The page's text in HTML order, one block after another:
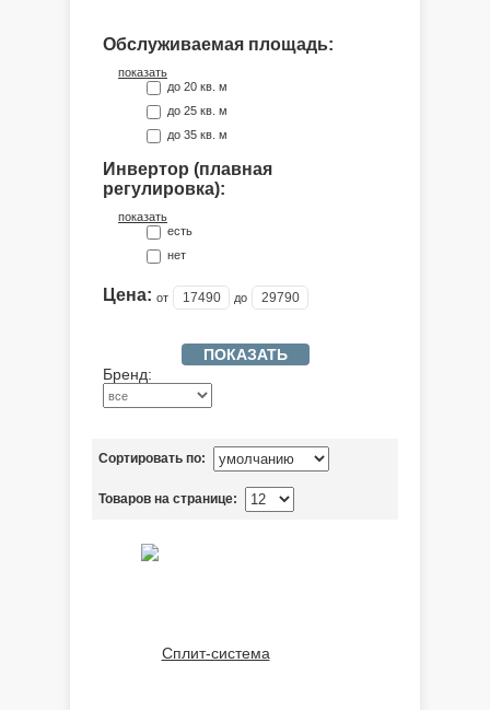
Обслуживаемая площадь:
показать
до 20 кв. м
до 25 кв. м
до 35 кв. м
Инвертор (плавная
регулировка):
показать
есть
нет
Цена: от до
Бренд:
Сортировать по:
Товаров на странице: